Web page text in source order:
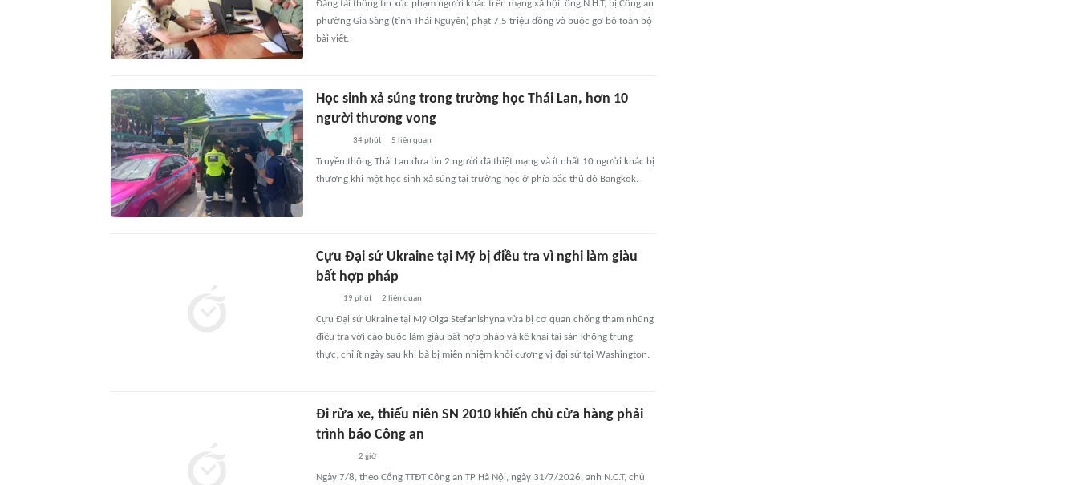
Đăng tải thông tin xúc phạm người khác trên mạng xã hội, ông N.H.T, bị Công an
phường Gia Sàng (tỉnh Thái Nguyên) phạt 7,5 triệu đồng và buộc gỡ bỏ toàn bộ
bài viết.
Học sinh xả súng trong trường học Thái Lan, hơn 10
người thương vong
34 phút 5 liên quan
Truyền thông Thái Lan đưa tin 2 người đã thiệt mạng và ít nhất 10 người khác bị
thương khi một học sinh xả súng tại trường học ở phía bắc thủ đô Bangkok.
Cựu Đại sứ Ukraine tại Mỹ bị điều tra vì nghi làm giàu
bất hợp pháp
19 phút 2 liên quan
Cựu Đại sứ Ukraine tại Mỹ Olga Stefanishyna vừa bị cơ quan chống tham nhũng
điều tra với cáo buộc làm giàu bất hợp pháp và kê khai tài sản không trung
thực, chỉ ít ngày sau khi bà bị miễn nhiệm khỏi cương vị đại sứ tại Washington.
Đi rửa xe, thiếu niên SN 2010 khiến chủ cửa hàng phải
trình báo Công an
2 giờ
Ngày 7/8, theo Cổng TTĐT Công an TP Hà Nội, ngày 31/7/2026, anh N.C.T, chủ